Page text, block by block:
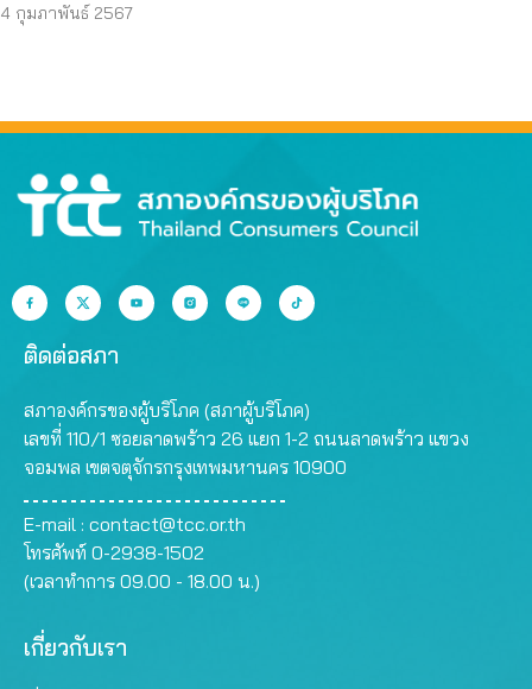
4 กุมภาพันธ์ 2567
ติดต่อสภา
สภาองค์กรของผู้บริโภค (สภาผู้บริโภค)
เลขที่ 110/1 ซอยลาดพร้าว 26 แยก 1-2 ถนนลาดพร้าว แขวง
จอมพล เขตจตุจักรกรุงเทพมหานคร 10900
E-mail : contact@tcc.or.th
โทรศัพท์ 0-2938-1502
(เวลาทำการ 09.00 - 18.00 น.)
เกี่ยวกับเรา